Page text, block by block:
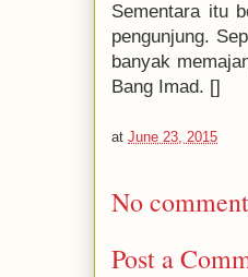
Sementara itu
pengunjung.
banyak
Bang Imad. []
at June 23, 2015
No
Post a